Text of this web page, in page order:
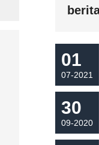
01
07-2021
30
09-2020